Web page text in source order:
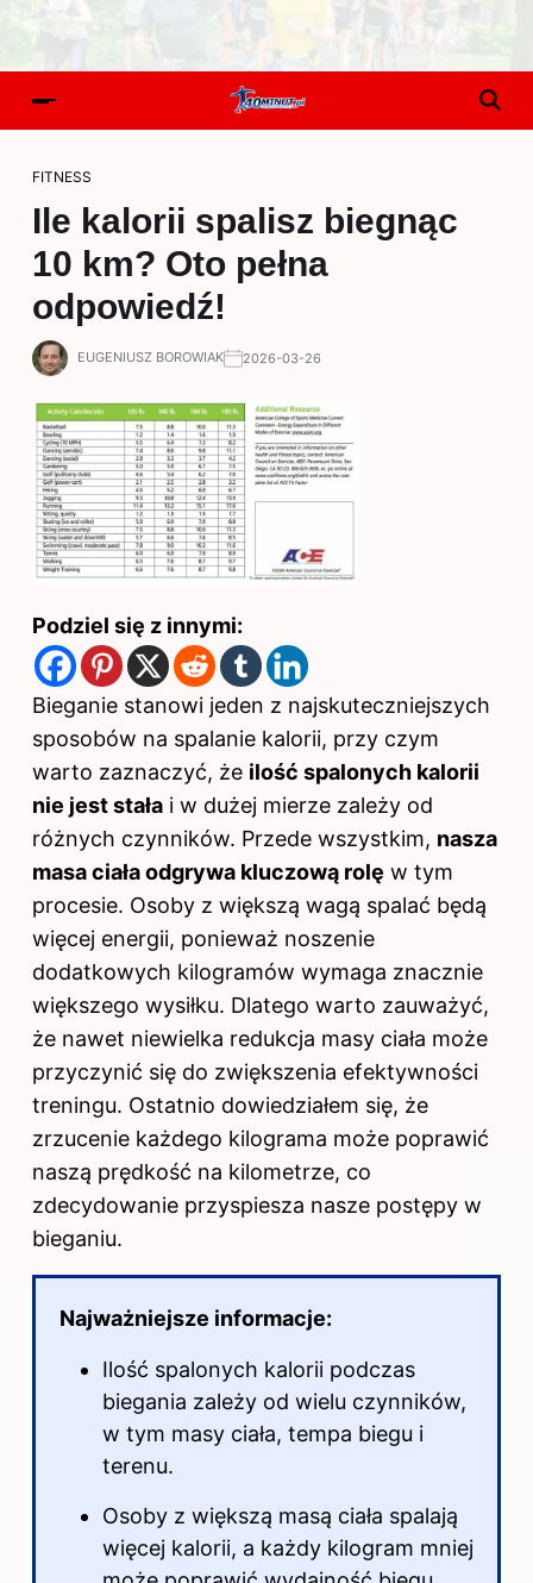
FITNESS
Ile kalorii spalisz biegnąc
10 km? Oto pełna
odpowiedź!
EUGENIUSZ BOROWIAK 2026-03-26
Podziel się z innymi:
Bieganie stanowi jeden z najskuteczniejszych
sposobów na spalanie kalorii, przy czym
warto zaznaczyć, że ilość spalonych kalorii
nie jest stała i w dużej mierze zależy od
różnych czynników. Przede wszystkim, nasza
masa ciała odgrywa kluczową rolę w tym
procesie. Osoby z większą wagą spalać będą
więcej energii, ponieważ noszenie
dodatkowych kilogramów wymaga znacznie
większego wysiłku. Dlatego warto zauważyć,
że nawet niewielka redukcja masy ciała może
przyczynić się do zwiększenia efektywności
treningu. Ostatnio dowiedziałem się, że
zrzucenie każdego kilograma może poprawić
naszą prędkość na kilometrze, co
zdecydowanie przyspiesza nasze postępy w
bieganiu.
Najważniejsze informacje:
Ilość spalonych kalorii podczas
biegania zależy od wielu czynników,
w tym masy ciała, tempa biegu i
terenu.
Osoby z większą masą ciała spalają
więcej kalorii, a każdy kilogram mniej